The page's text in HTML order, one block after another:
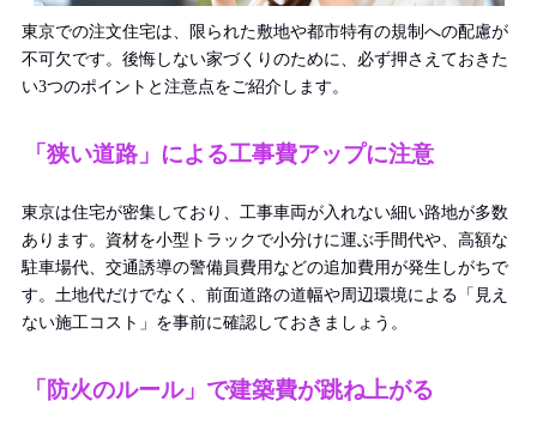
東京での注文住宅は、限られた敷地や都市特有の規制への配慮が
不可欠です。後悔しない家づくりのために、必ず押さえておきた
い3つのポイントと注意点をご紹介します。
「狭い道路」による工事費アップに注意
東京は住宅が密集しており、工事車両が入れない細い路地が多数
あります。資材を小型トラックで小分けに運ぶ手間代や、高額な
駐車場代、交通誘導の警備員費用などの追加費用が発生しがちで
す。土地代だけでなく、前面道路の道幅や周辺環境による「見え
ない施工コスト」を事前に確認しておきましょう。
「防火のルール」で建築費が跳ね上がる